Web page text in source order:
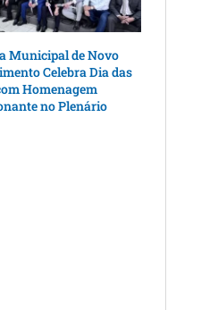
Municipal de Novo
Celebra Dia das
Homenagem
no Plenário